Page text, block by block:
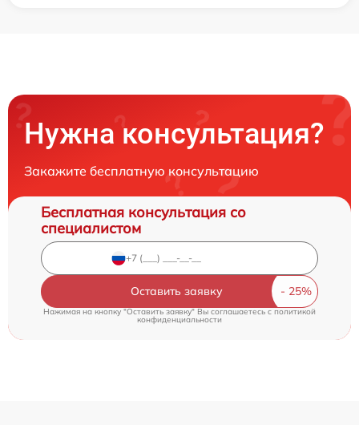
Нужна консультация?
Закажите бесплатную консультацию
Бесплатная консультация со
специалистом
Оставить заявку
Нажимая на кнопку "Оставить заявку" Вы соглашаетесь cполитикой
конфиденциальности